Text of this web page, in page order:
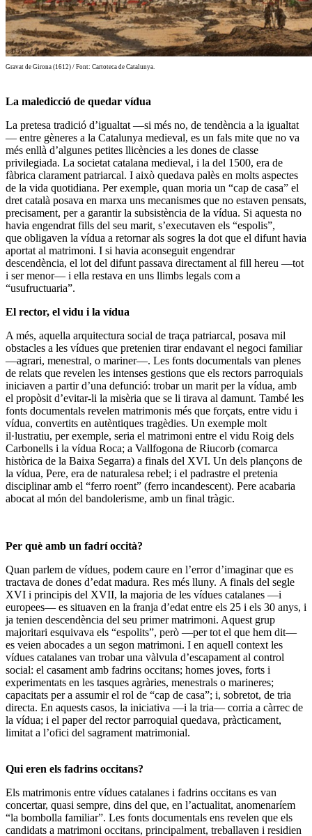
Gravat de Girona (1612) / Font: Cartoteca de Catalunya.
La maledicció de quedar vídua
La pretesa tradició d’igualtat —si més no, de tendència a la igualtat
— entre gèneres a la Catalunya medieval, es un fals mite que no va
més enllà d’algunes petites llicències a les dones de classe
privilegiada. La societat catalana medieval, i la del 1500, era de
fàbrica clarament patriarcal. I això quedava palès en molts aspectes
de la vida quotidiana. Per exemple, quan moria un “cap de casa” el
dret català posava en marxa uns mecanismes que no estaven pensats,
precisament, per a garantir la subsistència de la vídua. Si aquesta no
havia engendrat fills del seu marit, s’executaven els “espolis”,
que obligaven la vídua a retornar als sogres la dot que el difunt havia
aportat al matrimoni. I si havia aconseguit engendrar
descendència, el lot del difunt passava directament al fill hereu —tot
i ser menor— i ella restava en uns llimbs legals com a
“usufructuaria”.
El rector, el vidu i la vídua
A més, aquella arquitectura social de traça patriarcal, posava mil
obstacles a les vídues que pretenien tirar endavant el negoci familiar
—agrari, menestral, o mariner—. Les fonts documentals van plenes
de relats que revelen les intenses gestions que els rectors parroquials
iniciaven a partir d’una defunció: trobar un marit per la vídua, amb
el propòsit d’evitar-li la misèria que se li tirava al damunt. També les
fonts documentals revelen matrimonis més que forçats, entre vidu i
vídua, convertits en autèntiques tragèdies. Un exemple molt
il·lustratiu, per exemple, seria el matrimoni entre el vidu Roig dels
Carbonells i la vídua Roca; a Vallfogona de Riucorb (comarca
històrica de la Baixa Segarra) a finals del XVI. Un dels plançons de
la vídua, Pere, era de naturalesa rebel; i el padrastre el pretenia
disciplinar amb el “ferro roent” (ferro incandescent). Pere acabaria
abocat al món del bandolerisme, amb un final tràgic.
Per què amb un fadrí occità?
Quan parlem de vídues, podem caure en l’error d’imaginar que es
tractava de dones d’edat madura. Res més lluny. A finals del segle
XVI i principis del XVII, la majoria de les vídues catalanes —i
europees— es situaven en la franja d’edat entre els 25 i els 30 anys, i
ja tenien descendència del seu primer matrimoni. Aquest grup
majoritari esquivava els “espolits”, però —per tot el que hem dit—
es veien abocades a un segon matrimoni. I en aquell context les
vídues catalanes van trobar una vàlvula d’escapament al control
social: el casament amb fadrins occitans; homes joves, forts i
experimentats en les tasques agràries, menestrals o marineres;
capacitats per a assumir el rol de “cap de casa”; i, sobretot, de tria
directa. En aquests casos, la iniciativa —i la tria— corria a càrrec de
la vídua; i el paper del rector parroquial quedava, pràcticament,
limitat a l’ofici del sagrament matrimonial.
Qui eren els fadrins occitans?
Els matrimonis entre vídues catalanes i fadrins occitans es van
concertar, quasi sempre, dins del que, en l’actualitat, anomenaríem
“la bombolla familiar”. Les fonts documentals ens revelen que els
candidats a matrimoni occitans, principalment, treballaven i residien